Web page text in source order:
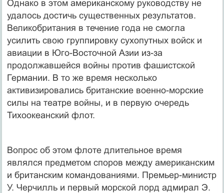
Однако в этом американскому руководству не
удалось достичь существенных результатов.
Великобритания в течение года не смогла
усилить свою группировку сухопутных войск и
авиации в Юго-Восточной Азии из-за
продолжавшейся войны против фашистской
Германии. В то же время несколько
активизировались британские военно-морские
силы на театре войны, и в первую очередь
Тихоокеанский флот.
Вопрос об этом флоте длительное время
являлся предметом споров между американским
и британским командованиями. Премьер-министр
У. Черчилль и первый морской лорд адмирал Э.